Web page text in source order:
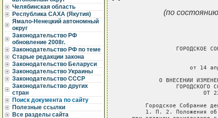
Челябинская область
Республика САХА (Якутия)
Ямало-Ненецкий автономный
округ
Законодательство РФ
обновление 2008г.
Законодательство РФ по теме
Старые редакции закона
Законодательство Беларуси
Законодательство Украины
Законодательство СССР
Законодательство других
стран
Поиск документа по сайту
Полезные ссылки
Все разделы сайта
(по
ГОРОДСКОЕ
от 14
О ВНЕСЕНИИ
ГОРОДСКОГО
ОТ
Городское Собрание
1. П. 2. Положения